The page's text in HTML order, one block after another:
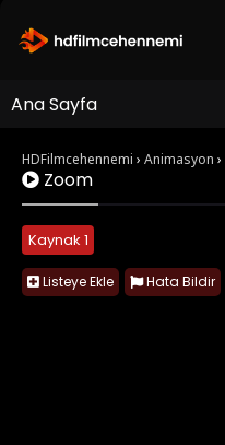
Ana Sayfa
HDFilmcehennemi › Animasyon ›
Zoom
Kaynak 1
Listeye Ekle Hata Bildir